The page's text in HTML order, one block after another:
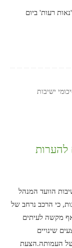
רעות' ביום
ישיבות
9.2022 פרסום להערות
הוועד המנהל
כי הרכב נרחב של
ואף מקשה לעיתים
שינויים
של העמותה.הצעת